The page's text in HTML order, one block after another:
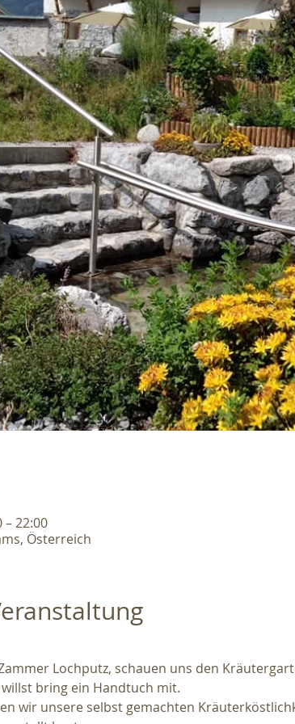
– 22:00
Österreich
Lochputz, schauen uns den
bring ein Handtuch mit.
wir unsere selbst gemachten